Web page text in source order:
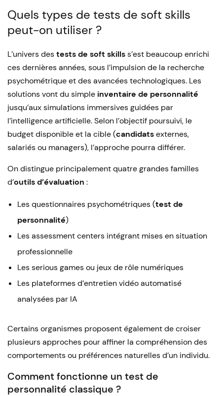
Quels types de tests de soft skills
peut-on utiliser ?
L’univers destests de soft skillss’est beaucoup enrichi
ces dernières années, sous l’impulsion de la recherche
psychométrique et des avancées technologiques. Les
solutions vont du simple inventaire de personnalité
jusqu’aux simulations immersives guidées par
l’intelligence artificielle. Selon l’objectif poursuivi, le
budget disponible et la cible (candidatsexternes,
salariés ou managers), l’approche pourra différer.
On distingue principalement quatre grandes familles
d’outils d’évaluation :
Les questionnaires psychométriques (test de
personnalité)
Les assessment centers intégrant mises en situation
professionnelle
Les serious games ou jeux de rôle numériques
Les plateformes d’entretien vidéo automatisé
analysées par IA
Certains organismes proposent également de croiser
plusieurs approches pour affiner la compréhension des
comportements ou préférences naturelles d’un individu.
Comment fonctionne un test de
personnalité classique ?